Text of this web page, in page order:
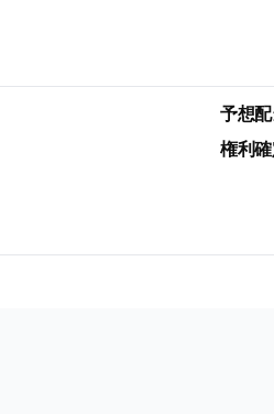
予想配
権利確